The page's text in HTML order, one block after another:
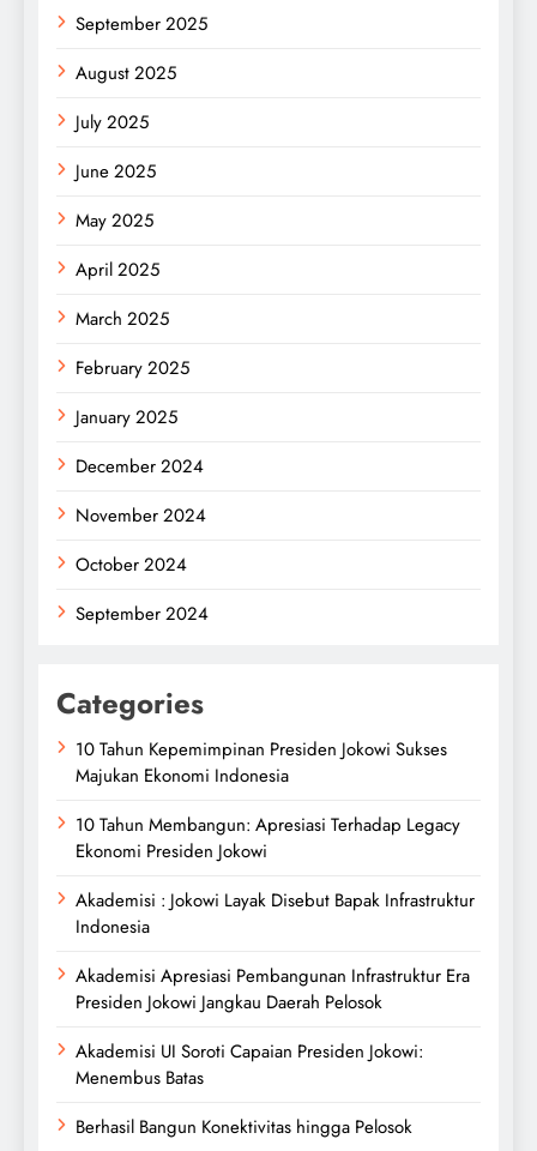
September 2025
August 2025
July 2025
June 2025
May 2025
April 2025
March 2025
February 2025
January 2025
December 2024
November 2024
October 2024
September 2024
Categories
10 Tahun Kepemimpinan Presiden Jokowi Sukses
Majukan Ekonomi Indonesia
10 Tahun Membangun: Apresiasi Terhadap Legacy
Ekonomi Presiden Jokowi
Akademisi : Jokowi Layak Disebut Bapak Infrastruktur
Indonesia
Akademisi Apresiasi Pembangunan Infrastruktur Era
Presiden Jokowi Jangkau Daerah Pelosok
Akademisi UI Soroti Capaian Presiden Jokowi:
Menembus Batas
Berhasil Bangun Konektivitas hingga Pelosok